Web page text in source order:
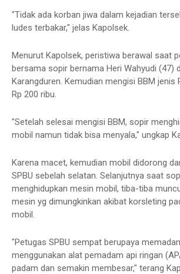
"Tidak ada korban jiwa dalam kejadian
ludes terbakar," jelas Kapolsek.
Menurut Kapolsek, peristiwa berawal saat
bersama sopir bernama Heri Wahyudi (47)
Karangduren. Kemudian mengisi BBM jenis
Rp 200 ribu.
"Setelah selesai mengisi BBM, sopir
mobil namun tidak bisa menyala," ungkap
Karena macet, kemudian mobil didorong
SPBU sebelah selatan. Selanjutnya saat
menghidupkan mesin mobil, tiba-tiba
mesin yg dimungkinkan akibat korsleting
mobil.
"Petugas SPBU sempat berupaya
menggunakan alat pemadam api ringan
padam dan semakin membesar," terang